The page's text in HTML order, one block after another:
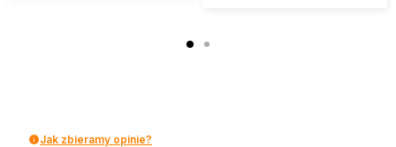
Jak zbieramy opinie?